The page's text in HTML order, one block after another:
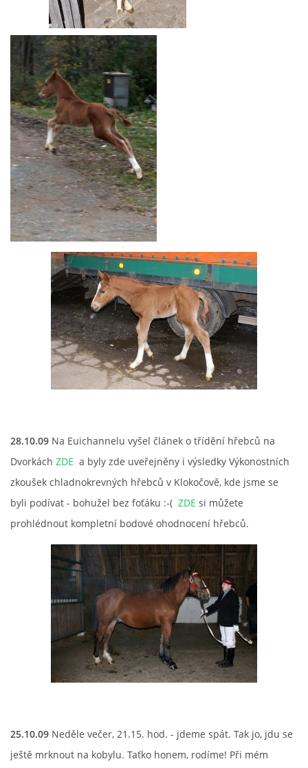
28.10.09 Na Euichannelu vyšel článek o třídění hřebců na
Dvorkách ZDE a byly zde uveřejněny i výsledky Výkonostních
zkoušek chladnokrevných hřebců v Klokočově, kde jsme se
byli podívat - bohužel bez foťáku :-( ZDE si můžete
prohlédnout kompletní bodové ohodnocení hřebců.
25.10.09 Neděle večer, 21.15. hod. - jdeme spát. Tak jo, jdu se
ještě mrknout na kobylu. Taťko honem, rodíme! Při mém